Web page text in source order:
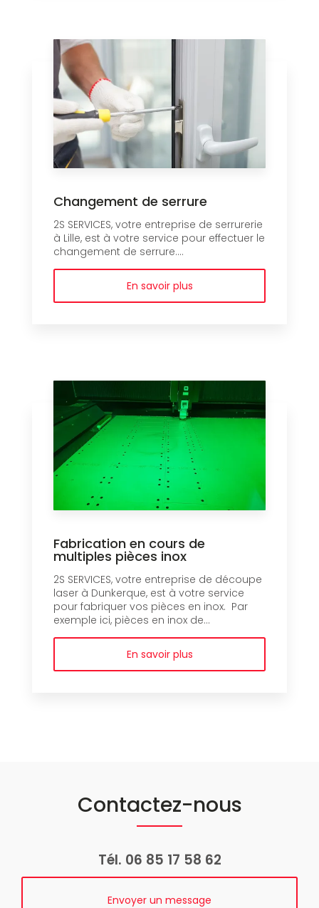
Changement de serrure
2S SERVICES, votre entreprise de serrurerie
à Lille, est à votre service pour effectuer le
changement de serrure....
En savoir plus
Fabrication en cours de
multiples pièces inox
2S SERVICES, votre entreprise de découpe
laser à Dunkerque, est à votre service
pour fabriquer vos pièces en inox. Par
exemple ici, pièces en inox de...
En savoir plus
Contactez-nous
Tél. 06 85 17 58 62
Envoyer un message